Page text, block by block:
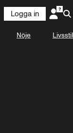
Logga in
Nöje Livsstil